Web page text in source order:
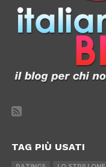
TAG PIÙ USATI